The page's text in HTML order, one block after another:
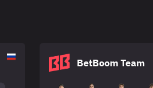
BetBoom Team